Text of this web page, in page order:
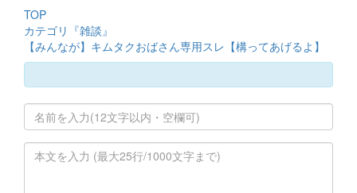
TOP
カテゴリ『雑談』
【みんなが】キムタクおばさん専用スレ【構ってあげるよ】